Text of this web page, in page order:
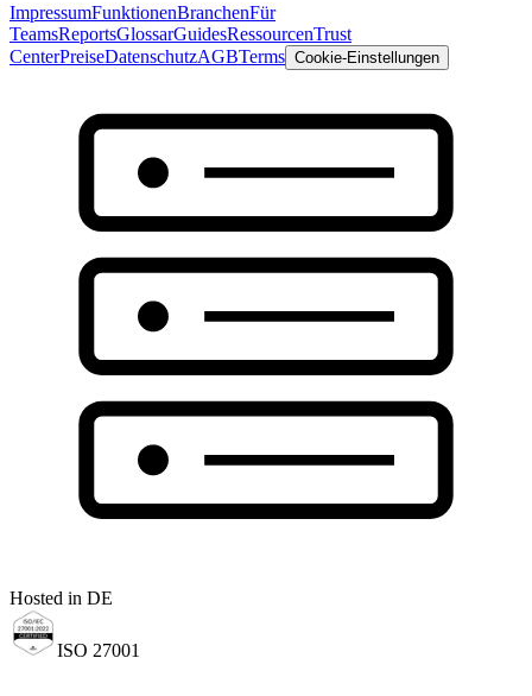
ImpressumFunktionenBranchenFür
TeamsReportsGlossarGuidesRessourcenTrust
CenterPreiseDatenschutzAGBTerms Cookie-Einstellungen
Hosted in DE
ISO 27001